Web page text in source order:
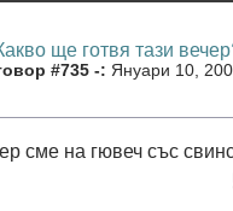
ще готвя тази
#735 -: Януари 10,
сме на гювеч със